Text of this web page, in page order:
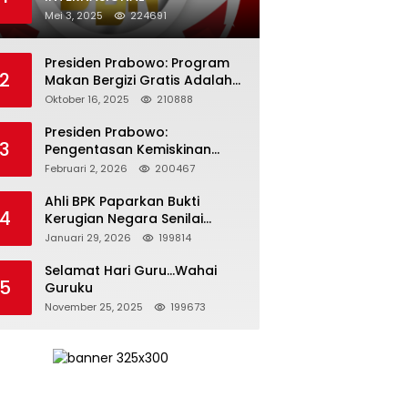
Mei 3, 2025 224691
2
Presiden Prabowo: Program
Makan Bergizi Gratis Adalah
Investasi untuk Masa Depan
Oktober 16, 2025 210888
3
Presiden Prabowo:
Pengentasan Kemiskinan
Butuh Persatuan dan
Bertanggung Jawab
Februari 2, 2026 200467
Ahli BPK Paparkan Bukti
Kerugian Negara Senilai
Rp285 Triliun dalam
Pertamina
Januari 29, 2026 199814
Selamat Hari Guru…Wahai
Guruku
November 25, 2025 199673